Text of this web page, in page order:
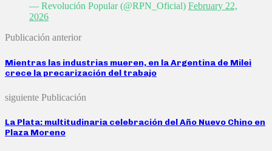
— Revolución Popular (@RPN_Oficial) February 22,
2026
Publicación anterior
Mientras las industrias mueren, en la Argentina de Milei
crece la precarización del trabajo
siguiente Publicación
La Plata: multitudinaria celebración del Año Nuevo Chino en
Plaza Moreno